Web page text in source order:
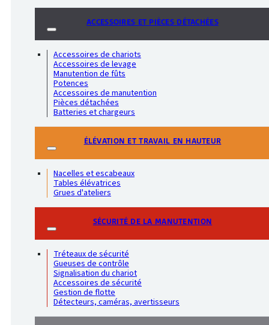
ACCESSOIRES ET PIÈCES DÉTACHÉES
Accessoires de chariots
Accessoires de levage
Manutention de fûts
Potences
Accessoires de manutention
Pièces détachées
Batteries et chargeurs
ÉLÉVATION ET TRAVAIL EN HAUTEUR
Nacelles et escabeaux
Tables élévatrices
Grues d'ateliers
SÉCURITÉ DE LA MANUTENTION
Tréteaux de sécurité
Gueuses de contrôle
Signalisation du chariot
Accessoires de sécurité
Gestion de flotte
Détecteurs, caméras, avertisseurs